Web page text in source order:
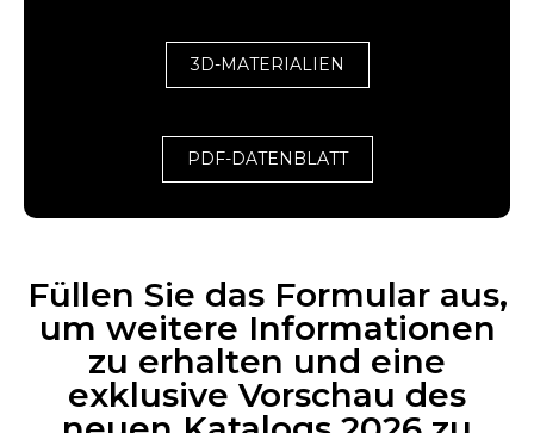
3D-MATERIALIEN
PDF-DATENBLATT
Füllen Sie das Formular aus,
um weitere Informationen
zu erhalten und eine
exklusive Vorschau des